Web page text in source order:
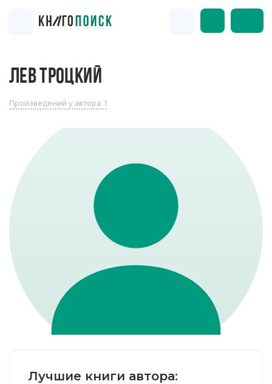
ЛЕВ ТРОЦКИЙ
Произведений у автора: 1
Лучшие книги автора: